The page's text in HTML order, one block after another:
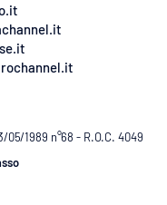
1989 n°68 - R.O.C. 4049